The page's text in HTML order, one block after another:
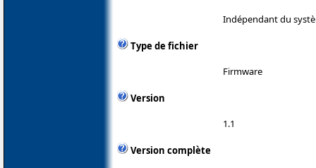
Indépendant du
Type de fichier
Firmware
Version
1.1
Version complète